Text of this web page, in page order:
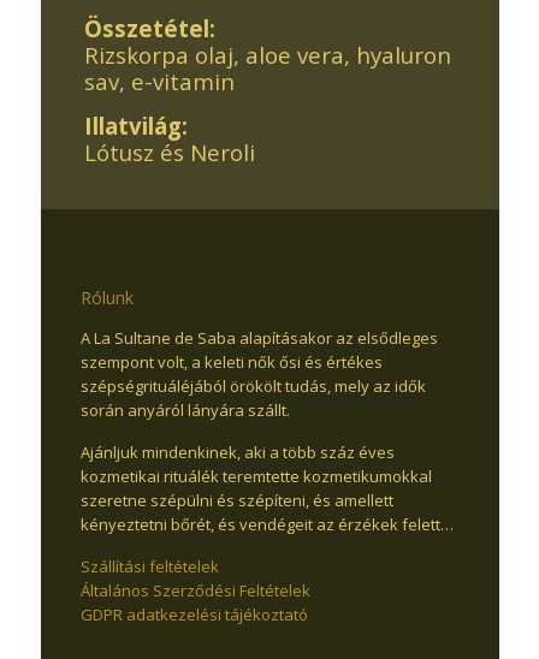
Összetétel:
Rizskorpa olaj, aloe vera, hyaluron
sav, e-vitamin
Illatvilág:
Lótusz és Neroli
Rólunk
A La Sultane de Saba alapításakor az elsődleges
szempont volt, a keleti nők ősi és értékes
szépségrituáléjából örökölt tudás, mely az idők
során anyáról lányára szállt.
Ajánljuk mindenkinek, aki a több száz éves
kozmetikai rituálék teremtette kozmetikumokkal
szeretne szépülni és szépíteni, és amellett
kényeztetni bőrét, és vendégeit az érzékek felett…
Szállítási feltételek
Általános Szerződési Feltételek
GDPR adatkezelési tájékoztató